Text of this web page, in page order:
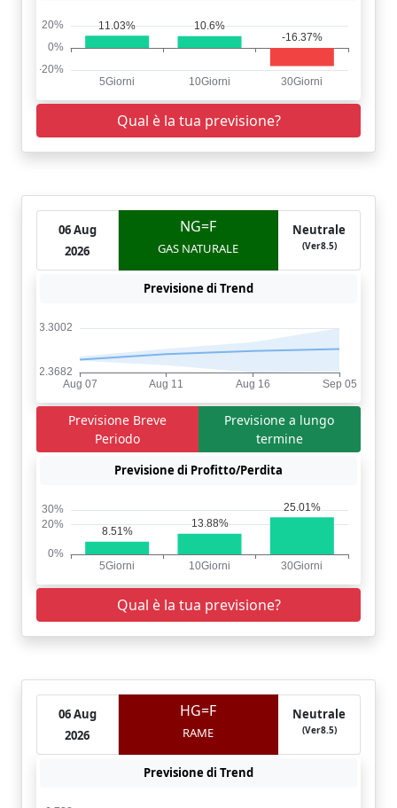
Qual è la tua previsione?
06 Aug
2026
NG=F
GAS NATURALE
Neutrale
(Ver8.5)
Previsione di Trend
Previsione Breve
Periodo
Previsione a lungo
termine
Previsione di Profitto/Perdita
Qual è la tua previsione?
06 Aug
2026
HG=F
RAME
Neutrale
(Ver8.5)
Previsione di Trend